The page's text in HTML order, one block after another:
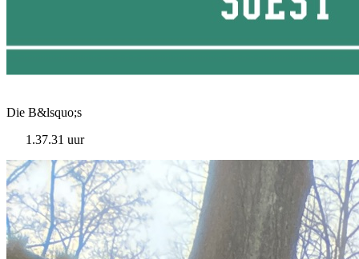
Die B&lsquo;s
1.37.31 uur